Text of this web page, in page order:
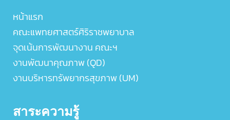
หน้าแรก
คณะแพทยศาสตร์ศิริราชพยาบาล
จุดเน้นการพัฒนางาน คณะฯ
งานพัฒนาคุณภาพ (QD)
งานบริหารทรัพยากรสุขภาพ (UM)
สาระความรู้